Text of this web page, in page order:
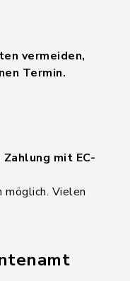
vermeiden,
Termin.
mit EC-
möglich. Vielen